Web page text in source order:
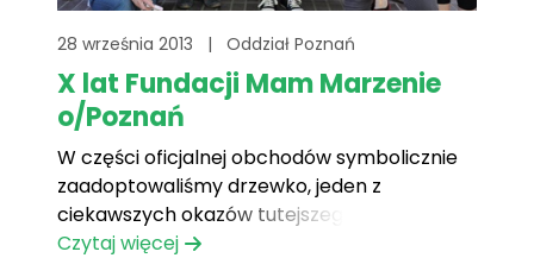
28 września 2013 | Oddział Poznań
X lat Fundacji Mam Marzenie
o/Poznań
W części oficjalnej obchodów symbolicznie
zaadoptowaliśmy drzewko, jeden z
ciekawszych okazów tutejszego ogrodu,
które nazwaliśmy „drzewkiem marzeń”.
Czytaj więcej